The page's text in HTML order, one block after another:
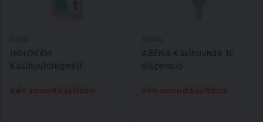
INNOKEM
Käsihuuhdegeeli
Vain ammattikäyttöön!
ABENA Käsihuuhde 1L
dispensio
Vain ammattikäyttöön!